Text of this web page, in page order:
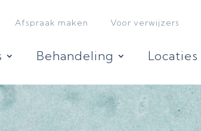
Afspraak maken Voor verwijzers
Behandeling Locaties